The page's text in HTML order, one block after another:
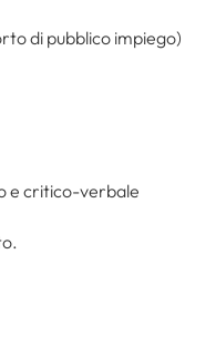
di pubblico impiego)
e critico-verbale